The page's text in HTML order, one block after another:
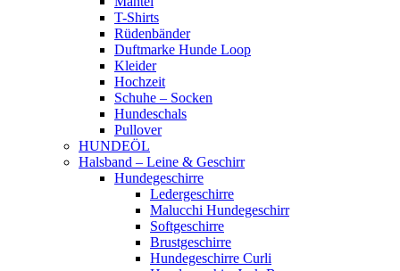
T-Shirts
Rüdenbänder
Duftmarke Hunde Loop
Kleider
Hochzeit
Schuhe – Socken
Hundeschals
Pullover
HUNDEÖL
Halsband – Leine & Geschirr
Hundegeschirre
Ledergeschirre
Malucchi Hundegeschirr
Softgeschirre
Brustgeschirre
Hundegeschirre Curli